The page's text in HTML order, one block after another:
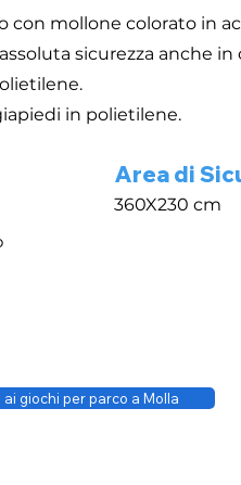
con mollone colorato in
sicurezza anche in
in polietilene.
Area di
360X230 cm
ai giochi per parco a Molla